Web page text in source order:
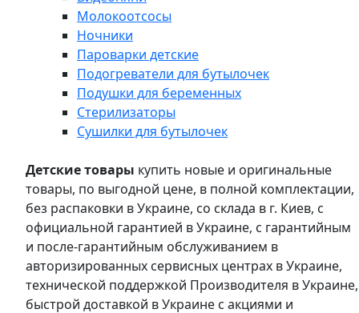
Молокоотсосы
Ночники
Пароварки детские
Подогреватели для бутылочек
Подушки для беременных
Стерилизаторы
Сушилки для бутылочек
Детские товары купить новые и оригинальные
товары, по выгодной цене, в полной комплектации,
без распаковки в Украине, со склада в г. Киев, с
официальной гарантией в Украине, с гарантийным
и после-гарантийным обслуживанием в
авторизированных сервисных центрах в Украине,
технической поддержкой Производителя в Украине,
быстрой доставкой в Украине с акциями и